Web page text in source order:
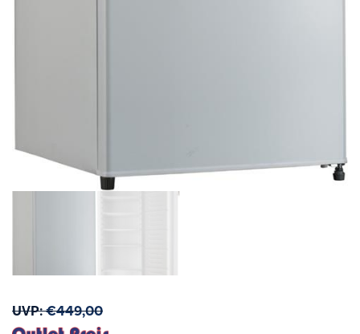
UVP:€449,00